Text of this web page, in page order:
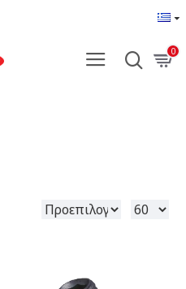
0